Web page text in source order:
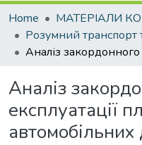
Home
Аналіз
експлуатації
автомобільних